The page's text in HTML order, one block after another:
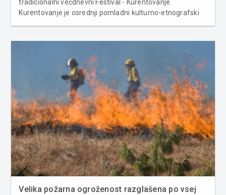
tradicionalni večdnevni Festival - Kurentovanje.
Kurentovanje je osrednji pomladni kulturno-etnografski
Velika požarna ogroženost razglašena po vsej